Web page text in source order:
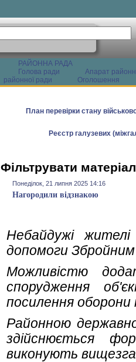
РАЙОННА РАДА
Голова ради
Апарат
районної ради
Оголошення
План перевірки стану
Реєстр галузевих
Фільтрувати
Понеділок, 21 липня 2025 14:16
Нагородили відзнакою
Небайдужі
допомоги
Можливістю
спорудження
посилення
Районною
здійснюється
виконують